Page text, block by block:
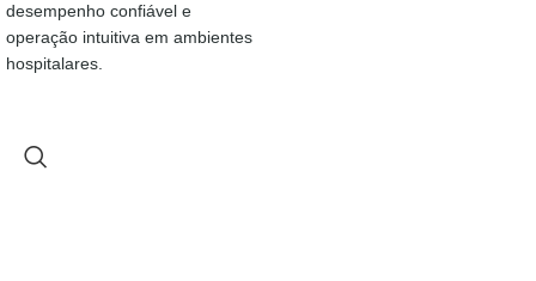
desempenho confiável e
operação intuitiva em ambientes
hospitalares.